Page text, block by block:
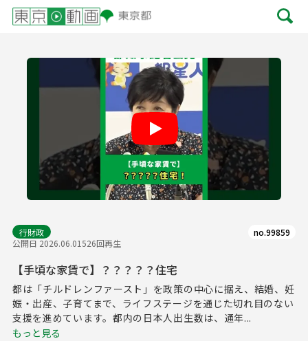
行財政
公開日 2026.06.01526回再生
no.99859
【手頃な家賃で】？？？？？住宅
都は「チルドレンファースト」を政策の中心に据え、結婚、妊
娠・出産、子育てまで、ライフステージを通じた切れ目のない
支援を進めています。都内の日本人出生数は、通年...
もっと見る